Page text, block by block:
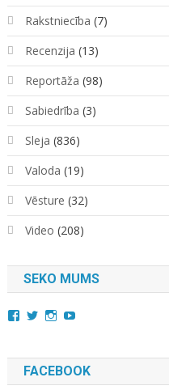
Rakstniecība (7)
Recenzija (13)
Reportāža (98)
Sabiedrība (3)
Sleja (836)
Valoda (19)
Vēsture (32)
Video (208)
SEKO MUMS
View
Facebook
View
Twitter
View
Instagram
YouTube
FACEBOOK